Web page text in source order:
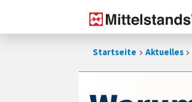
Startseite Aktuelles